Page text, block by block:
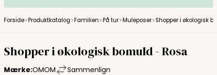
Forside Produktkatalog Familien På tur Muleposer Shopper i økologisk
Shopper i økologisk bomuld - Rosa
Mærke:OMOM Sammenlign